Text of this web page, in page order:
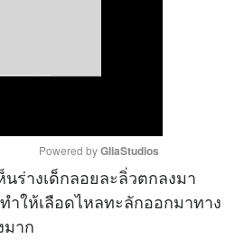
M
Powered by GliaStudios
ร่างเด็กลอยละลิ่วตกลงมา
ให้เลือดไหลทะลักออกมาทาง
มาก